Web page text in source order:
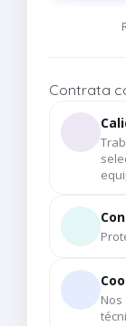
Contrata